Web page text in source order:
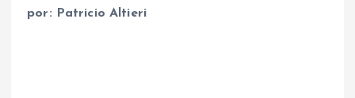
por: Patricio Altieri